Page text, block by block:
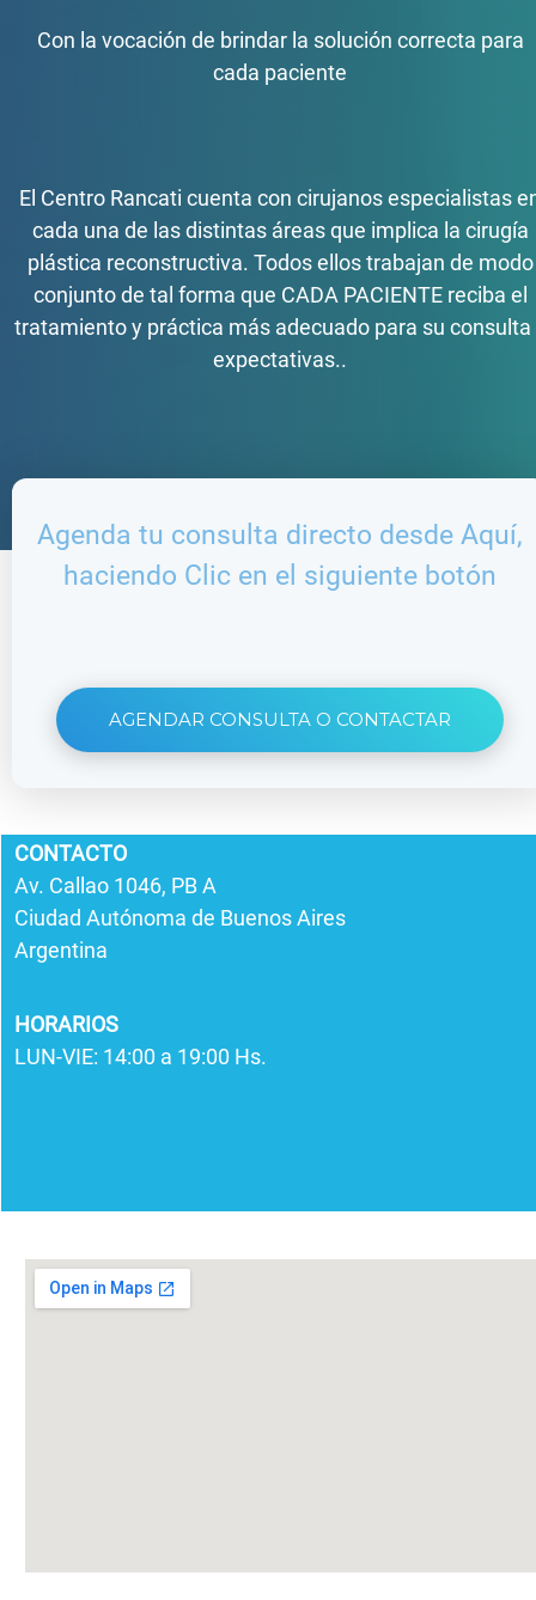
Con la vocación de brindar la solución correcta para
cada paciente
El Centro Rancati cuenta con cirujanos especialistas
cada una de las distintas áreas que implica la cirugía
plástica reconstructiva. Todos ellos trabajan de modo
conjunto de tal forma que CADA PACIENTE reciba el
tratamiento y práctica más adecuado para su consulta
expectativas..
Agenda tu consulta directo desde Aquí,
haciendo Clic en el siguiente botón
AGENDAR CONSULTA O CONTACTAR
CONTACTO
Av. Callao 1046, PB A
Ciudad Autónoma de Buenos Aires
Argentina
HORARIOS
LUN-VIE: 14:00 a 19:00 Hs.